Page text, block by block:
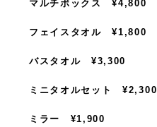
マルチボックス ¥4,800
フェイスタオル ¥1,800
バスタオル ¥3,300
ミニタオルセット ¥2,300
ミラー ¥1,900